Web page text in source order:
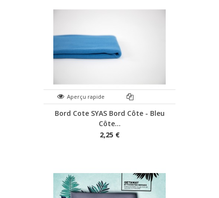
Aperçu rapide
Bord Cote SYAS Bord Côte - Bleu
Côte...
2,25 €